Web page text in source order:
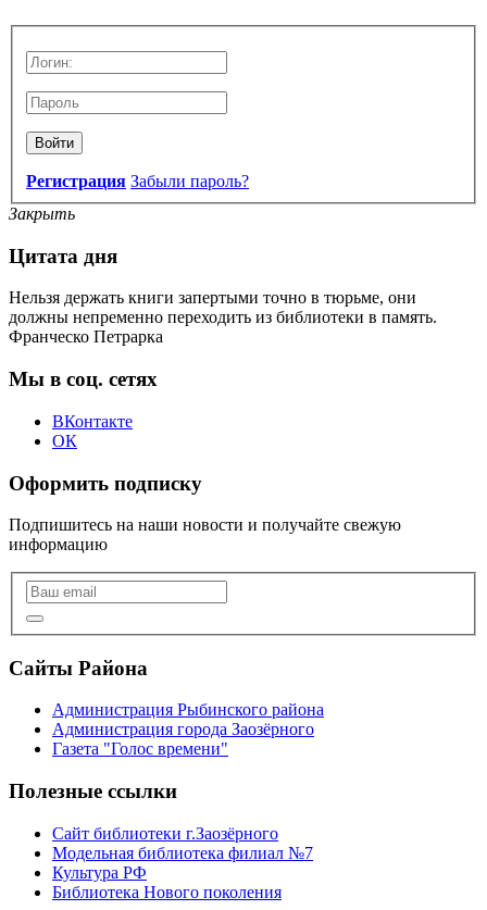
Войти
Регистрация Забыли пароль?
Закрыть
Цитата дня
Нельзя держать книги запертыми точно в тюрьме, они
должны непременно переходить из библиотеки в память.
Франческо Петрарка
Мы в соц. сетях
ВКонтакте
ОК
Оформить подписку
Подпишитесь на наши новости и получайте свежую
информацию
Сайты Района
Администрация Рыбинского района
Администрация города Заозёрного
Газета "Голос времени"
Полезные ссылки
Сайт библиотеки г.Заозёрного
Модельная библиотека филиал №7
Культура РФ
Библиотека Нового поколения